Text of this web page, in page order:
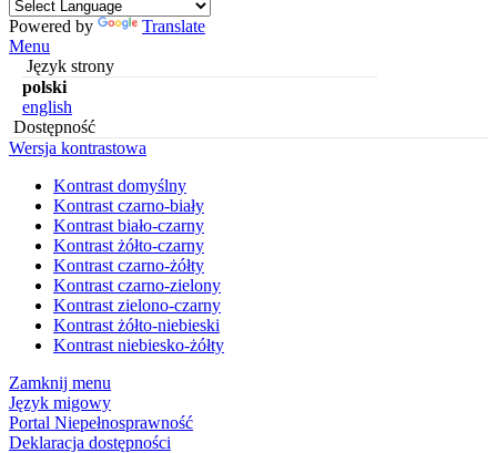
Powered by
Translate
Menu
Język strony
polski
english
Dostępność
Wersja kontrastowa
Kontrast domyślny
Kontrast czarno-biały
Kontrast biało-czarny
Kontrast żółto-czarny
Kontrast czarno-żółty
Kontrast czarno-zielony
Kontrast zielono-czarny
Kontrast żółto-niebieski
Kontrast niebiesko-żółty
Zamknij menu
Język migowy
Portal Niepełnosprawność
Deklaracja dostępności